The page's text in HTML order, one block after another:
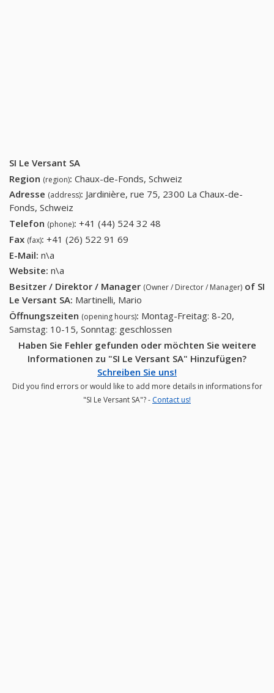
SI Le Versant SA
Region (region): Chaux-de-Fonds, Schweiz
Adresse (address): Jardinière, rue 75, 2300 La Chaux-de-
Fonds, Schweiz
Telefon (phone): +41 (44) 524 32 48
Fax (fax): +41 (26) 522 91 69
E-Mail: n\a
Website: n\a
Besitzer / Direktor / Manager (Owner / Director / Manager) of SI
Le Versant SA: Martinelli, Mario
Öffnungszeiten (opening hours): Montag-Freitag: 8-20,
Samstag: 10-15, Sonntag: geschlossen
Haben Sie Fehler gefunden oder möchten Sie weitere
Informationen zu "SI Le Versant SA" Hinzufügen?
Schreiben Sie uns!
Did you find errors or would like to add more details in informations for
"SI Le Versant SA"? - Contact us!